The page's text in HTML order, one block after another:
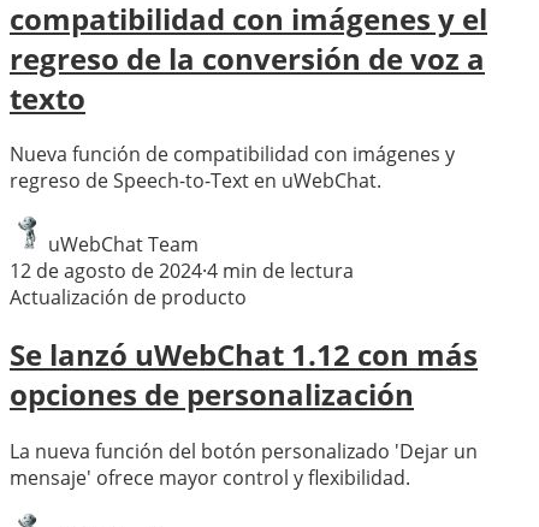
compatibilidad con imágenes y el
regreso de la conversión de voz a
texto
Nueva función de compatibilidad con imágenes y
regreso de Speech-to-Text en uWebChat.
uWebChat Team
12 de agosto de 2024·4 min de lectura
Actualización de producto
Se lanzó uWebChat 1.12 con más
opciones de personalización
La nueva función del botón personalizado 'Dejar un
mensaje' ofrece mayor control y flexibilidad.